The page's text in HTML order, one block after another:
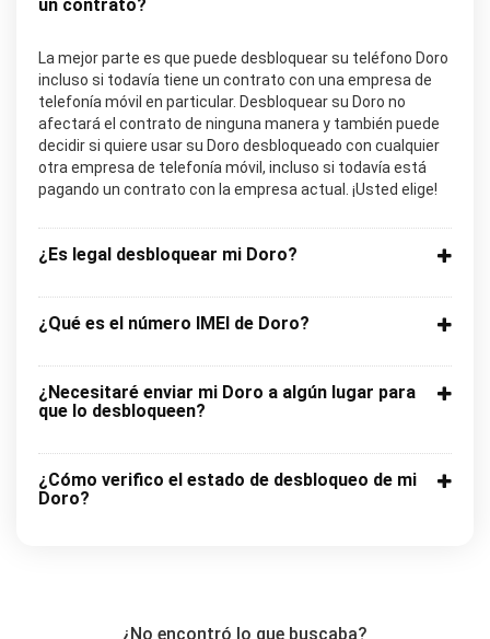
un contrato?
La mejor parte es que puede desbloquear su teléfono Doro
incluso si todavía tiene un contrato con una empresa de
telefonía móvil en particular. Desbloquear su Doro no
afectará el contrato de ninguna manera y también puede
decidir si quiere usar su Doro desbloqueado con cualquier
otra empresa de telefonía móvil, incluso si todavía está
pagando un contrato con la empresa actual. ¡Usted elige!
¿Es legal desbloquear mi Doro?
¿Qué es el número IMEI de Doro?
¿Necesitaré enviar mi Doro a algún lugar para
que lo desbloqueen?
¿Cómo verifico el estado de desbloqueo de mi
Doro?
¿No encontró lo que buscaba?